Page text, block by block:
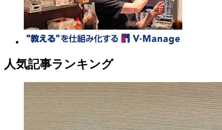
人気記事ランキング